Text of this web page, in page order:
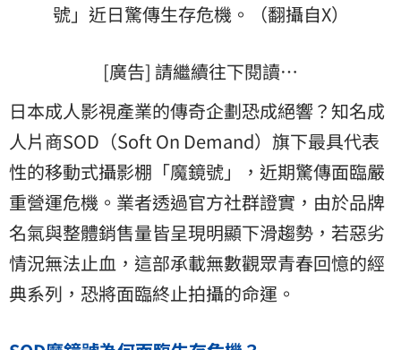
號」近日驚傳生存危機。（翻攝自X）
[廣告] 請繼續往下閱讀…
日本成人影視產業的傳奇企劃恐成絕響？知名成
人片商SOD（Soft On Demand）旗下最具代表
性的移動式攝影棚「魔鏡號」，近期驚傳面臨嚴
重營運危機。業者透過官方社群證實，由於品牌
名氣與整體銷售量皆呈現明顯下滑趨勢，若惡劣
情況無法止血，這部承載無數觀眾青春回憶的經
典系列，恐將面臨終止拍攝的命運。